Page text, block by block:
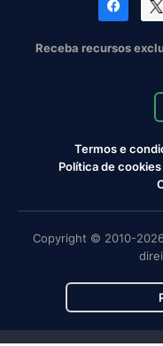
Receba recursos
Termos e
Política de cookies
Copyright © 2010-